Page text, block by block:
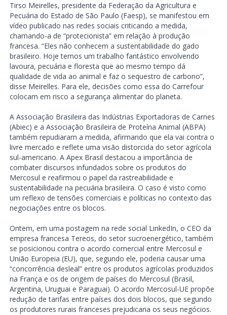
Tirso Meirelles, presidente da Federação da Agricultura e
Pecuária do Estado de São Paulo (Faesp), se manifestou em
vídeo publicado nas redes sociais criticando a medida,
chamando-a de “protecionista” em relação à produção
francesa. “Eles não conhecem a sustentabilidade do gado
brasileiro. Hoje temos um trabalho fantástico envolvendo
lavoura, pecuária e floresta que ao mesmo tempo dá
qualidade de vida ao animal e faz o sequestro de carbono”,
disse Meirelles. Para ele, decisões como essa do Carrefour
colocam em risco a segurança alimentar do planeta.
A Associação Brasileira das Indústrias Exportadoras de Carnes
(Abiec) e a Associação Brasileira de Proteína Animal (ABPA)
também repudiaram a medida, afirmando que ela vai contra o
livre mercado e reflete uma visão distorcida do setor agrícola
sul-americano. A Apex Brasil destacou a importância de
combater discursos infundados sobre os produtos do
Mercosul e reafirmou o papel da rastreabilidade e
sustentabilidade na pecuária brasileira. O caso é visto como
um reflexo de tensões comerciais e políticas no contexto das
negociações entre os blocos.
Ontem, em uma postagem na rede social LinkedIn, o CEO da
empresa francesa Tereos, do setor sucroenergético, também
se posicionou contra o acordo comercial entre Mercosul e
União Europeia (EU), que, segundo ele, poderia causar uma
“concorrência desleal” entre os produtos agrícolas produzidos
na França e os de origem de países do Mercosul (Brasil,
Argentina, Uruguai e Paraguai). O acordo Mercosul-UE propõe
redução de tarifas entre países dos dois blocos, que segundo
os produtores rurais franceses prejudicaria os seus negócios.